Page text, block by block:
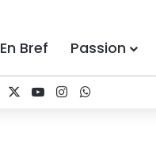
En Bref Passion
Facebook YouTubeInstagram